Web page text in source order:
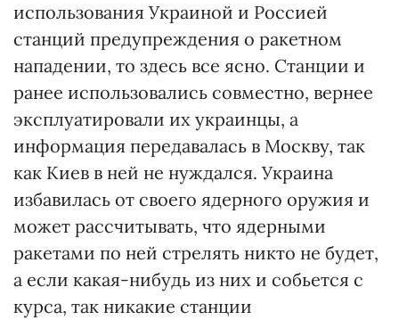
использования Украиной и Россией
станций предупреждения о ракетном
нападении, то здесь все ясно. Станции и
ранее использовались совместно, вернее
эксплуатировали их украинцы, а
информация передавалась в Москву, так
как Киев в ней не нуждался. Украина
избавилась от своего ядерного оружия и
может рассчитывать, что ядерными
ракетами по ней стрелять никто не будет,
а если какая-нибудь из них и собьется с
курса, так никакие станции